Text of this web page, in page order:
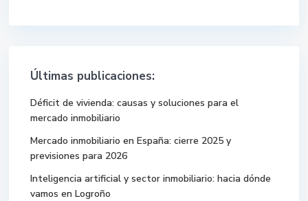
Últimas publicaciones:
Déficit de vivienda: causas y soluciones para el
mercado inmobiliario
Mercado inmobiliario en España: cierre 2025 y
previsiones para 2026
Inteligencia artificial y sector inmobiliario: hacia dónde
vamos en Logroño